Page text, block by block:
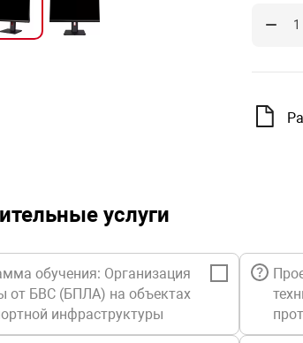
услуги
обучения: Организация
от БВС (БПЛА) на объектах
инфраструктуры